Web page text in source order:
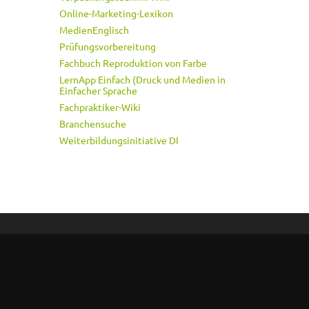
Online-Marketing-Lexikon
MedienEnglisch
Prüfungsvorbereitung
Fachbuch Reproduktion von Farbe
LernApp Einfach (Druck und Medien in
Einfacher Sprache
Fachpraktiker-Wiki
Branchensuche
Weiterbildungsinitiative DI